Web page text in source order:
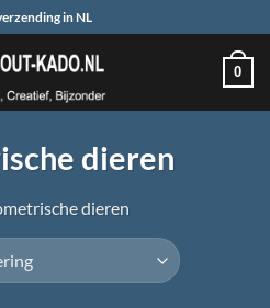
in NL
0
dieren
dieren